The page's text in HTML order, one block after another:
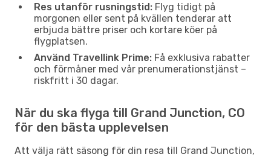
Res utanför rusningstid: Flyg tidigt på
morgonen eller sent på kvällen tenderar att
erbjuda bättre priser och kortare köer på
flygplatsen.
Använd Travellink Prime: Få exklusiva rabatter
och förmåner med vår prenumerationstjänst –
riskfritt i 30 dagar.
När du ska flyga till Grand Junction, CO
för den bästa upplevelsen
Att välja rätt säsong för din resa till Grand Junction,